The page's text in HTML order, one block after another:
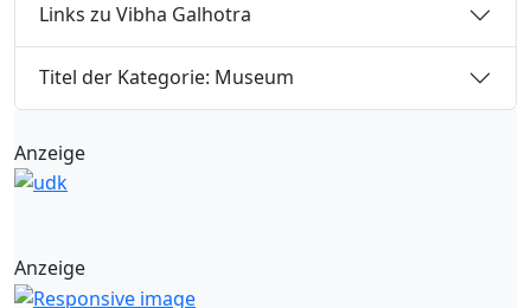
Links zu Vibha Galhotra
Titel der Kategorie: Museum
Anzeige
Anzeige